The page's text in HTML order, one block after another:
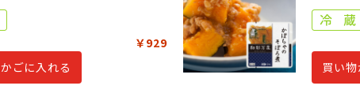
￥929
ごに入れる
買い